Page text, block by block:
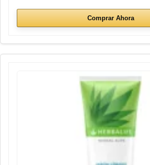
Comprar Ahora